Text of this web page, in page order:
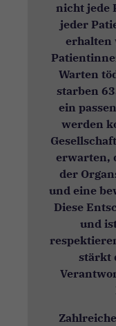
nicht jede
jeder
erhalten
Warten
starben
ein
werden
erwarten,
der
und eine
Diese
und
stärkt